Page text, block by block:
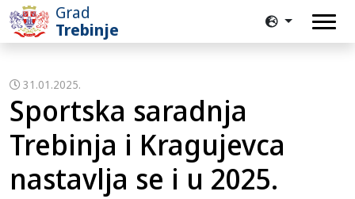
Grad
Trebinje
31.01.2025.
Sportska saradnja
Trebinja i Kragujevca
nastavlja se i u 2025.